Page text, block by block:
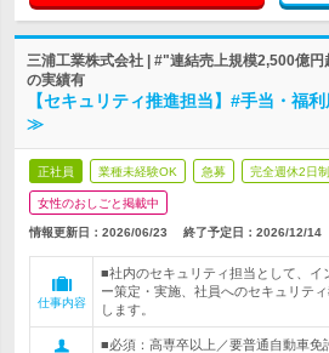
三浦工業株式会社 | #"連結売上規模2,500億
の実績有
【セキュリティ推進担当】#手当・福
≫
正社員 業種未経験OK 急募 完全週休2日制
女性のおしごと掲載中
情報更新日：2026/06/23 終了予定日： 2026/12/14
仕事内容
■社内のセキュリティ担当として、イ
ー策定・実施、社員へのセキュリテ
します。
■必須：高専卒以上／要普通自動車免